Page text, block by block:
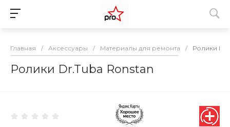
Главная / Аксессуары / Материалы для ремонта / Ролики
Ролики Dr.Tuba Ronstan